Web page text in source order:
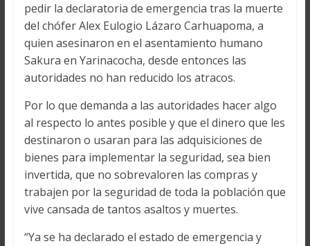
pedir la declaratoria de emergencia tras la muerte
del chófer Alex Eulogio Lázaro Carhuapoma, a
quien asesinaron en el asentamiento humano
Sakura en Yarinacocha, desde entonces las
autoridades no han reducido los atracos.
Por lo que demanda a las autoridades hacer algo
al respecto lo antes posible y que el dinero que les
destinaron o usaran para las adquisiciones de
bienes para implementar la seguridad, sea bien
invertida, que no sobrevaloren las compras y
trabajen por la seguridad de toda la población que
vive cansada de tantos asaltos y muertes.
“Ya se ha declarado el estado de emergencia y